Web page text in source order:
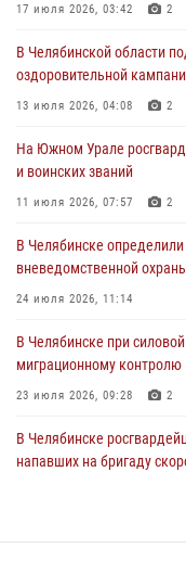
Росгвардейцы задержали
На Южном Урале
подозреваемого в
В Челябинской области
задержан подозреваемый
17 июля 2026, 03:42 2
В Челябинской области
оздоровительной
13 июля 2026, 04:08 2
На Южном Урале
и воинских званий
11 июля 2026, 07:57 2
В Челябинске
вневедомственной
24 июля 2026, 11:14
В Челябинске при
миграционному контролю
23 июля 2026, 09:28 2
В Челябинске
напавших на бригаду